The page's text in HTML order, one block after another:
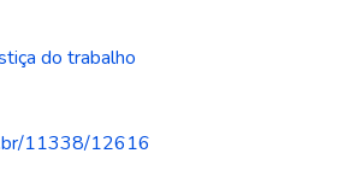
do trabalho
11338/12616